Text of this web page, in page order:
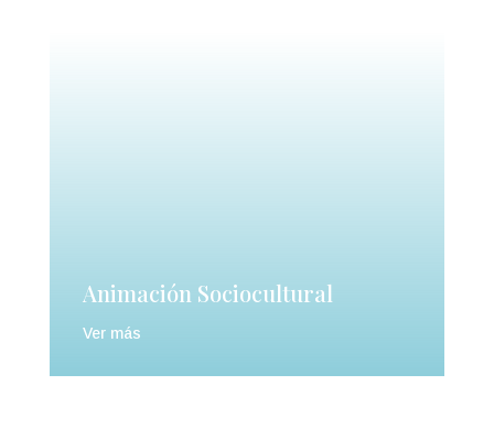
Animación Sociocultural
Ver más